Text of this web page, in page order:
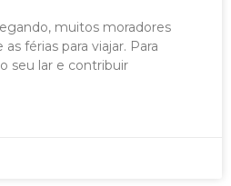
muitos moradores
férias para viajar. Para
seu lar e contribuir